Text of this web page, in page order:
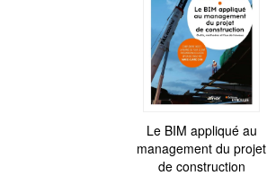
Le BIM appliqué au
management du projet
de construction